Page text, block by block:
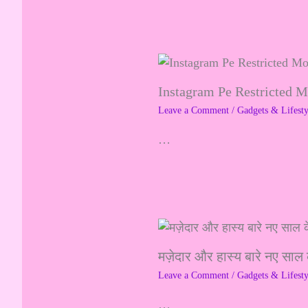
Instagram Pe Restricted
Leave a Comment / Gadgets &
…
मज़ेदार और हास्य बारे नए
Leave a Comment / Gadgets &
…